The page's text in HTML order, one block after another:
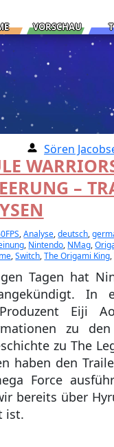
VORSCHAU
Sören
–
,Analyse,deutsch,
, Nintendo, NMag,
,Switch,The Origami King,
Tagen hat
In
Produzent Eiji
zu
zu The
haben den
Force
bereits über
ist.